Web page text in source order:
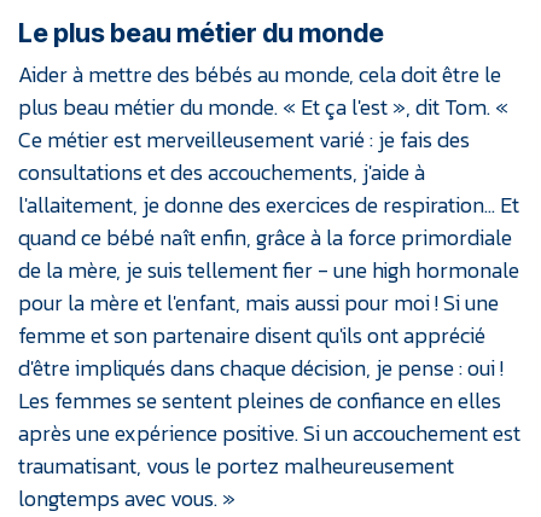
Le plus beau métier du monde
Aider à mettre des bébés au monde, cela doit être le
plus beau métier du monde. « Et ça l'est », dit Tom. «
Ce métier est merveilleusement varié : je fais des
consultations et des accouchements, j'aide à
l'allaitement, je donne des exercices de respiration… Et
quand ce bébé naît enfin, grâce à la force primordiale
de la mère, je suis tellement fier - une high hormonale
pour la mère et l'enfant, mais aussi pour moi ! Si une
femme et son partenaire disent qu'ils ont apprécié
d'être impliqués dans chaque décision, je pense : oui !
Les femmes se sentent pleines de confiance en elles
après une expérience positive. Si un accouchement est
traumatisant, vous le portez malheureusement
longtemps avec vous. »